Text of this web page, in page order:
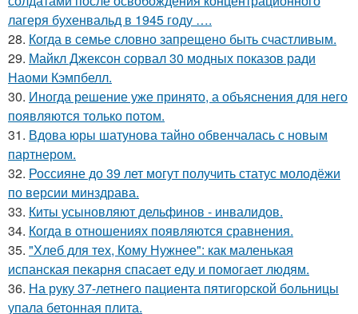
лагеря бухенвальд в 1945 году ….
28. Когда в семье словно запрещено быть счастливым.
29. Майкл Джексон сорвал 30 модных показов ради
Наоми Кэмпбелл.
30. Иногда решение уже принято, а объяснения для него
появляются только потом.
31. Вдова юры шатунова тайно обвенчалась с новым
партнером.
32. Россияне до 39 лет могут получить статус молодёжи
по версии минздрава.
33. Киты усыновляют дельфинов - инвалидов.
34. Когда в отношениях появляются сравнения.
35. "Хлеб для тех, Кому Нужнее": как маленькая
испанская пекарня спасает еду и помогает людям.
36. На руку 37-летнего пациента пятигорской больницы
упала бетонная плита.